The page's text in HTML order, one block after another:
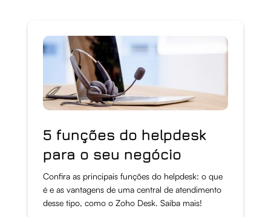
5 funções do helpdesk
para o seu negócio
Confira as principais funções do helpdesk: o que
é e as vantagens de uma central de atendimento
desse tipo, como o Zoho Desk. Saiba mais!